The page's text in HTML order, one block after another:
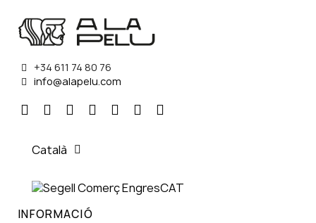
+34 611 74 80 76
info@alapelu.com
Català
INFORMACIÓ